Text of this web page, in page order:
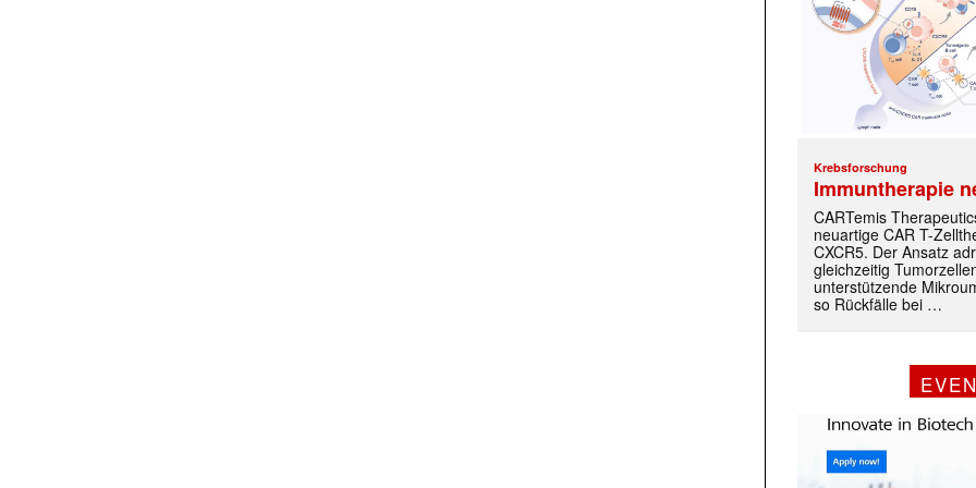
Krebsforschung
Immuntherapie
CARTemis
neuartige CAR T-
CXCR5. Der Ansatz
gleichzeitig
unterstützende
so Rückfälle bei …